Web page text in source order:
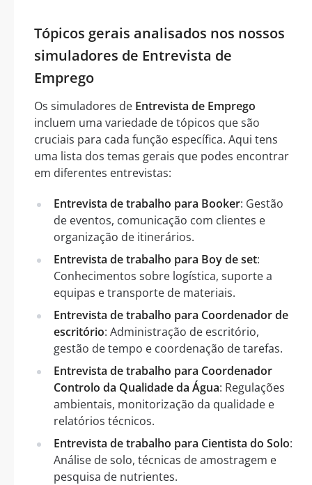
Tópicos gerais analisados nos nossos
simuladores de Entrevista de
Emprego
Os simuladores de Entrevista de Emprego
incluem uma variedade de tópicos que são
cruciais para cada função específica. Aqui tens
uma lista dos temas gerais que podes encontrar
em diferentes entrevistas:
Entrevista de trabalho para Booker: Gestão
de eventos, comunicação com clientes e
organização de itinerários.
Entrevista de trabalho para Boy de set:
Conhecimentos sobre logística, suporte a
equipas e transporte de materiais.
Entrevista de trabalho para Coordenador de
escritório: Administração de escritório,
gestão de tempo e coordenação de tarefas.
Entrevista de trabalho para Coordenador
Controlo da Qualidade da Água: Regulações
ambientais, monitorização da qualidade e
relatórios técnicos.
Entrevista de trabalho para Cientista do Solo:
Análise de solo, técnicas de amostragem e
pesquisa de nutrientes.